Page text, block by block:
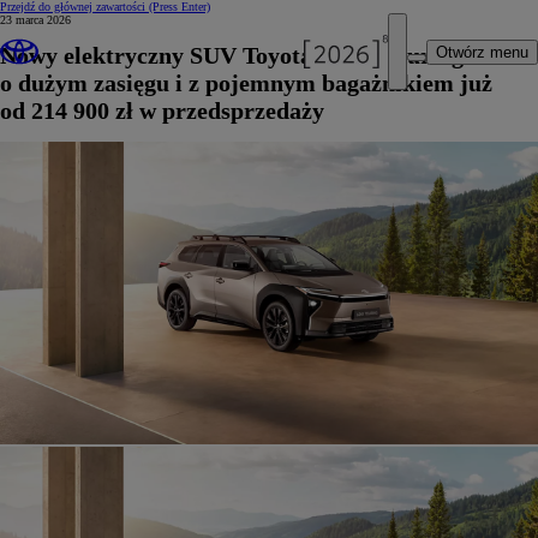
Przejdź do głównej zawartości (Press Enter)
Otwórz menu
23 marca 2026
Nowy elektryczny SUV Toyota bZ4X Touring
o dużym zasięgu i z pojemnym bagażnikiem już
od 214 900 zł w przedsprzedaży